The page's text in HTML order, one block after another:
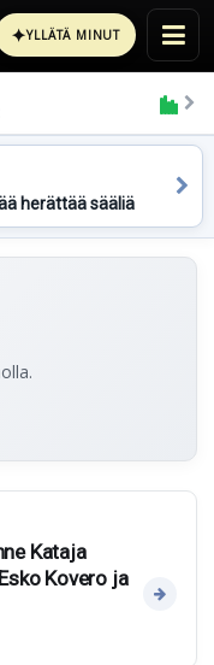
✦YLLÄTÄ MINUT
herättää sääliä
Kataja
Kovero ja